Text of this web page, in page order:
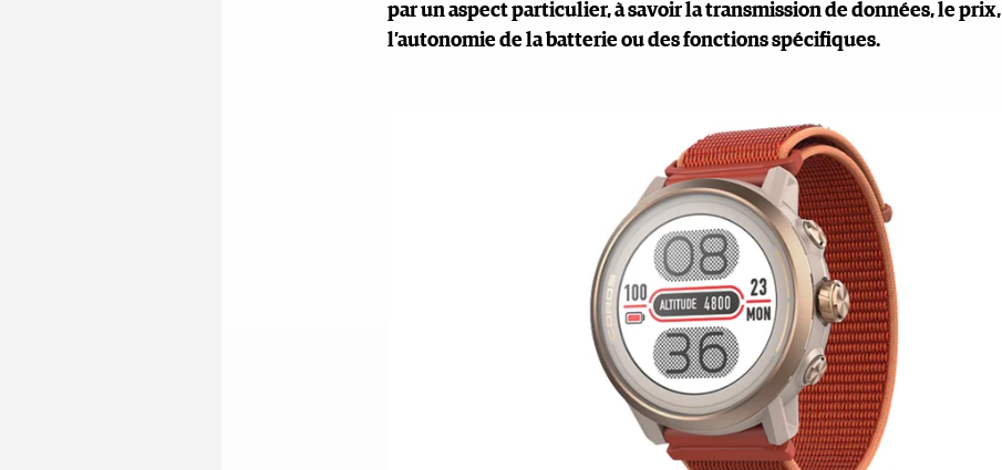
par un aspect particulier, à savoir la transmission de données, le prix,
l’autonomie de la batterie ou des fonctions spécifiques.